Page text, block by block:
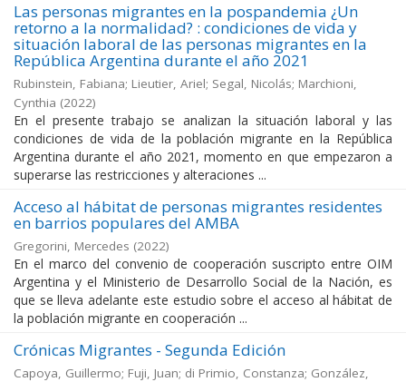
Las personas migrantes en la pospandemia ¿Un
retorno a la normalidad? : condiciones de vida y
situación laboral de las personas migrantes en la
República Argentina durante el año 2021
Rubinstein, Fabiana; Lieutier, Ariel; Segal, Nicolás; Marchioni,
Cynthia (2022)
En el presente trabajo se analizan la situación laboral y las
condiciones de vida de la población migrante en la República
Argentina durante el año 2021, momento en que empezaron a
superarse las restricciones y alteraciones ...
Acceso al hábitat de personas migrantes residentes
en barrios populares del AMBA
Gregorini, Mercedes (2022)
En el marco del convenio de cooperación suscripto entre OIM
Argentina y el Ministerio de Desarrollo Social de la Nación, es
que se lleva adelante este estudio sobre el acceso al hábitat de
la población migrante en cooperación ...
Crónicas Migrantes - Segunda Edición
Capoya, Guillermo; Fuji, Juan; di Primio, Constanza; González,